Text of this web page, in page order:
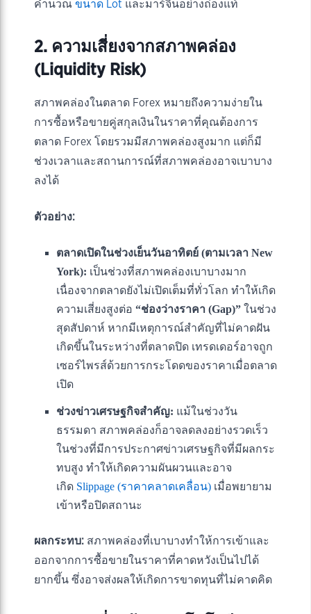
คำนวณ ขนาด Lot และมาร์จิ้นอย่างถ่องแท้
2. ความเสี่ยงจากสภาพคล่อง
(Liquidity Risk)
สภาพคล่องในตลาด Forex หมายถึงความง่ายใน
การซื้อหรือขายคู่สกุลเงินในราคาที่คุณต้องการ
ตลาด Forex โดยรวมมีสภาพคล่องสูงมาก แต่ก็มี
ช่วงเวลาและสถานการณ์ที่สภาพคล่องอาจเบาบาง
ลงได้
ตัวอย่าง:
ตลาดเปิดในช่วงเย็นวันอาทิตย์ (ตามเวลา New
York): เป็นช่วงที่สภาพคล่องเบาบางมาก
เนื่องจากตลาดยังไม่เปิดเต็มที่ทั่วโลก ทำให้เกิด
ความเสี่ยงสูงต่อ “ช่องว่างราคา (Gap)” ในช่วง
สุดสัปดาห์ หากมีเหตุการณ์สำคัญที่ไม่คาดฝัน
เกิดขึ้นในระหว่างที่ตลาดปิด เทรดเดอร์อาจถูก
เซอร์ไพรส์ด้วยการกระโดดของราคาเมื่อตลาด
เปิด
ช่วงข่าวเศรษฐกิจสำคัญ: แม้ในช่วงวัน
ธรรมดา สภาพคล่องก็อาจลดลงอย่างรวดเร็ว
ในช่วงที่มีการประกาศข่าวเศรษฐกิจที่มีผลกระ
ทบสูง ทำให้เกิดความผันผวนและอาจ
เกิด Slippage (ราคาคลาดเคลื่อน) เมื่อพยายาม
เข้าหรือปิดสถานะ
ผลกระทบ: สภาพคล่องที่เบาบางทำให้การเข้าและ
ออกจากการซื้อขายในราคาที่คาดหวังเป็นไปได้
ยากขึ้น ซึ่งอาจส่งผลให้เกิดการขาดทุนที่ไม่คาดคิด